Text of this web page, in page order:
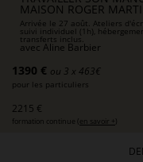
MAISON ROGER
Arrivée le 27 août. Ateliers
suivi individuel (1h),
transferts inclus.
avec Aline Barbier
1390 € ou 3 x 463€
pour les particuliers
2215 €
formation continue ( en savoir + )